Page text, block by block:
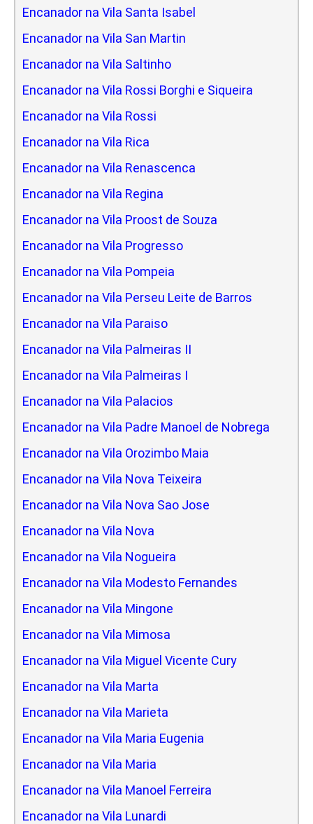
Encanador na Vila Santa Isabel
Encanador na Vila San Martin
Encanador na Vila Saltinho
Encanador na Vila Rossi Borghi e Siqueira
Encanador na Vila Rossi
Encanador na Vila Rica
Encanador na Vila Renascenca
Encanador na Vila Regina
Encanador na Vila Proost de Souza
Encanador na Vila Progresso
Encanador na Vila Pompeia
Encanador na Vila Perseu Leite de Barros
Encanador na Vila Paraiso
Encanador na Vila Palmeiras II
Encanador na Vila Palmeiras I
Encanador na Vila Palacios
Encanador na Vila Padre Manoel de Nobrega
Encanador na Vila Orozimbo Maia
Encanador na Vila Nova Teixeira
Encanador na Vila Nova Sao Jose
Encanador na Vila Nova
Encanador na Vila Nogueira
Encanador na Vila Modesto Fernandes
Encanador na Vila Mingone
Encanador na Vila Mimosa
Encanador na Vila Miguel Vicente Cury
Encanador na Vila Marta
Encanador na Vila Marieta
Encanador na Vila Maria Eugenia
Encanador na Vila Maria
Encanador na Vila Manoel Ferreira
Encanador na Vila Lunardi